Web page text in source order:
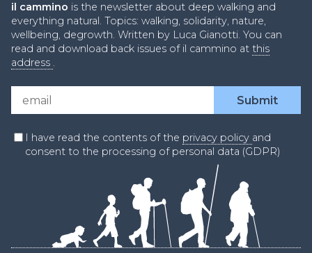
il cammino is the newsletter about deep walking and
everything natural. Topics: walking, solidarity, nature,
wellbeing, degrowth. Written by Luca Gianotti. You can
read and download back issues of il cammino at this
address .
I have read the contents of the privacy policy and
consent to the processing of personal data (GDPR)